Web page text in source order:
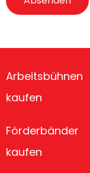
Arbeitsbühnen
kaufen
Förderbänder
kaufen